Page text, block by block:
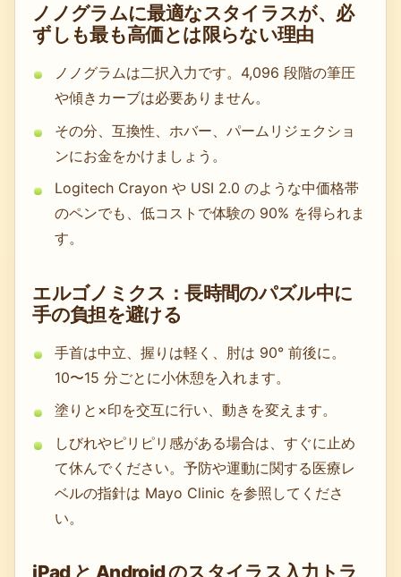
ノノグラムに最適なスタイラスが、必
ずしも最も高価とは限らない理由
ノノグラムは二択入力です。4,096 段階の筆圧
や傾きカーブは必要ありません。
その分、互換性、ホバー、パームリジェクショ
ンにお金をかけましょう。
Logitech Crayon や USI 2.0 のような中価格帯
のペンでも、低コストで体験の 90% を得られま
す。
エルゴノミクス：長時間のパズル中に
手の負担を避ける
手首は中立、握りは軽く、肘は 90° 前後に。
10〜15 分ごとに小休憩を入れます。
塗りと×印を交互に行い、動きを変えます。
しびれやピリピリ感がある場合は、すぐに止め
て休んでください。予防や運動に関する医療レ
ベルの指針は Mayo Clinic を参照してくださ
い。
iPad と Android のスタイラス入力トラ